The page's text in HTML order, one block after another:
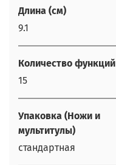
Длина (см)
9.1
Количество функций
15
Упаковка (Ножи и
мультитулы)
стандартная